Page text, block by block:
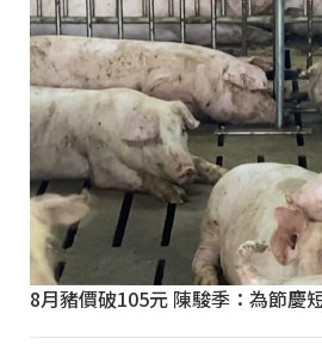
8月豬價破105元 陳駿季：為節慶